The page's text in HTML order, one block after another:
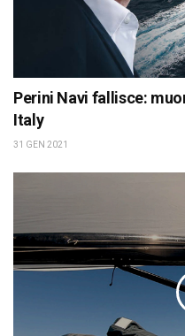
Perini Navi fallisce:
Italy
31 GEN 2021